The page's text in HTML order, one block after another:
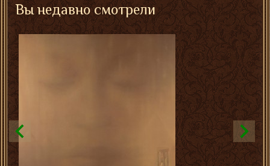
Вы недавно смотрели